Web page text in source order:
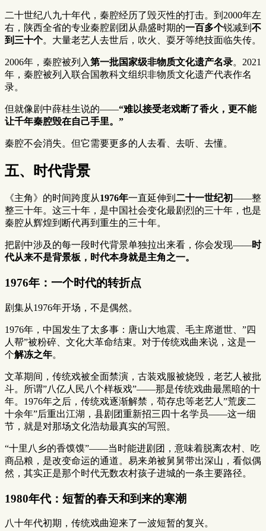
二十世纪八九十年代，秦腔经历了毁灭性的打击。到2000年左
右，陕西全省的专业秦腔剧团从鼎盛时期的一百多个锐减到 不
到三十个。大量老艺人去世后，吹火、耍牙等绝技面临失传。
2006年，秦腔被列入第一批国家级非物质文化遗产名录。2021
年，秦腔被列入联合国教科文组织非物质文化遗产代表作名
录。
但就像剧中薛桂生说的——“难以接受老戏断了香火，更不能
让千年秦腔毁在自己手里。”
秦腔不会消失。但它需要更多的人去看、去听、去懂。
五、时代背景
《主角》的时间跨度从1976年一直延伸到 二十一世纪初——整
整三十年。这三十年，是中国社会变化最剧烈的三十年，也是
秦腔从辉煌到断代再到重生的三十年。
把剧中涉及的每一段时代背景单独拉出来看，你会发现——时
代从来不是背景板，时代本身就是主角之一。
1976年：一个时代的转折点
剧集从1976年开场，不是偶然。
1976年，中国发生了太多事：唐山大地震、毛主席逝世、”四
人帮”被粉碎、文化大革命结束。对于传统戏曲来说，这是一
个解冻之年。
文革期间，传统戏被全面禁演，古装戏服被烧毁，老艺人被批
斗。所谓”八亿人民八个样板戏”——那是传统戏曲最黑暗的十
年。1976年之后，传统戏逐渐解禁，苟存忠等老艺人”荒废二
十余年”后重出江湖，县剧团重新招三四十名学员——这一细
节，就是对那场文化浩劫最真实的写照。
“十里八乡的香馍馍”——当时能进剧团，意味着脱离农村、吃
商品粮，是改变命运的通道。易来弟被舅舅带出深山，看似偶
然，其实正是那个时代无数农村孩子进城的一条主要路径。
1980年代：短暂的春天和到来的寒潮
八十年代初期，传统戏曲迎来了一波短暂的复兴。